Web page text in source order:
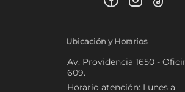
Ubicación y Horarios
Av. Providencia 1650 -
609.
Horario atención: Lunes a